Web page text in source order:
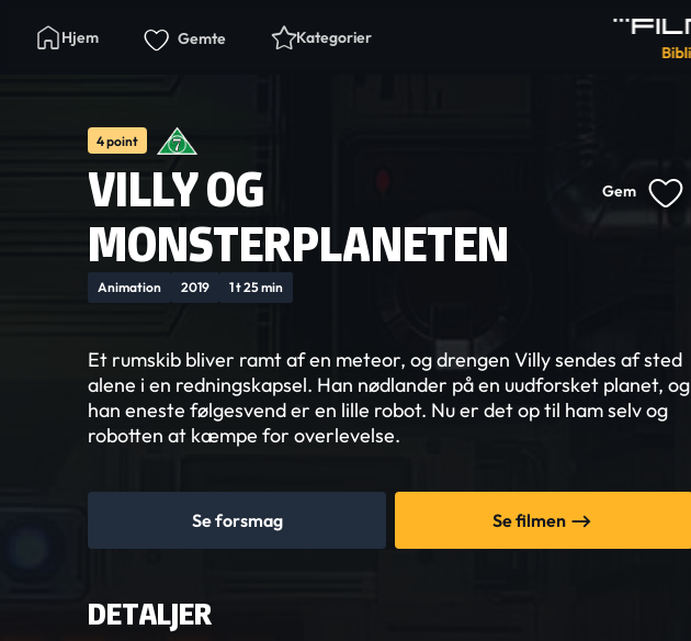
Hjem Gemte Kategorier
4 point
VILLY OG
MONSTERPLANETEN
Gem
Animation 2019 1 t 25 min
Et rumskib bliver ramt af en meteor, og drengen Villy sendes af sted
alene i en redningskapsel. Han nødlander på en uudforsket planet, og
han eneste følgesvend er en lille robot. Nu er det op til ham selv og
robotten at kæmpe for overlevelse.
Se forsmag Se filmen
DETALJER